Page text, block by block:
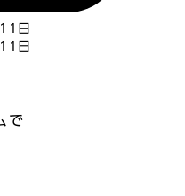
日
日
で